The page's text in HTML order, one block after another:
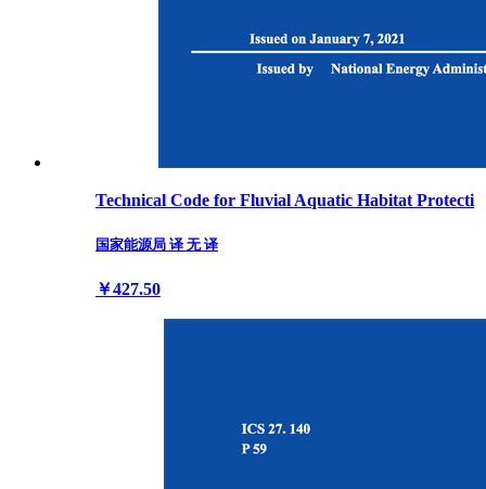
Technical Code for Fluvial Aquatic Habitat Protecti
国家能源局 译 无 译
￥427.50